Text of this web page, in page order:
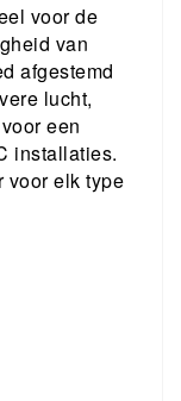
voor de
van
afgestemd
lucht,
een
installaties.
voor elk type